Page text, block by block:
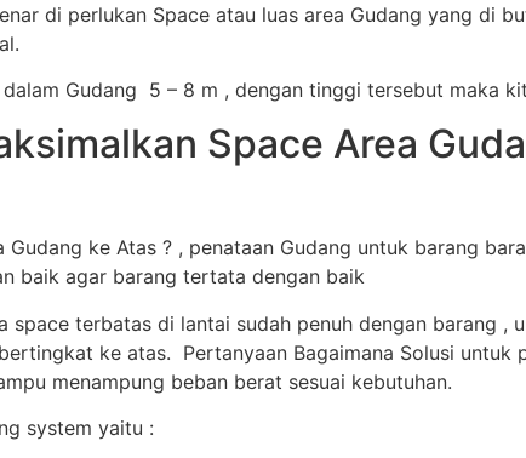
di perlukan Space atau luas area Gudang yang di
Gudang 5 – 8 m , dengan tinggi tersebut maka
Space Area
Gudang ke Atas ? , penataan Gudang untuk barang
baik agar barang tertata dengan baik
space terbatas di lantai sudah penuh dengan barang ,
ke atas. Pertanyaan Bagaimana Solusi untuk
menampung beban berat sesuai kebutuhan.
system yaitu :